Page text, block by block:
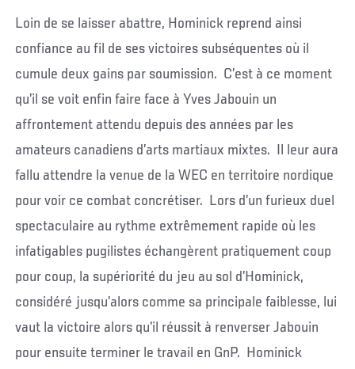
Loin de se laisser abattre, Hominick reprend ainsi
confiance au fil de ses victoires subséquentes où il
cumule deux gains par soumission. C’est à ce moment
qu’il se voit enfin faire face à Yves Jabouin un
affrontement attendu depuis des années par les
amateurs canadiens d’arts martiaux mixtes. Il leur aura
fallu attendre la venue de la WEC en territoire nordique
pour voir ce combat concrétiser. Lors d’un furieux duel
spectaculaire au rythme extrêmement rapide où les
infatigables pugilistes échangèrent pratiquement coup
pour coup, la supériorité du jeu au sol d’Hominick,
considéré jusqu’alors comme sa principale faiblesse, lui
vaut la victoire alors qu’il réussit à renverser Jabouin
pour ensuite terminer le travail en GnP. Hominick